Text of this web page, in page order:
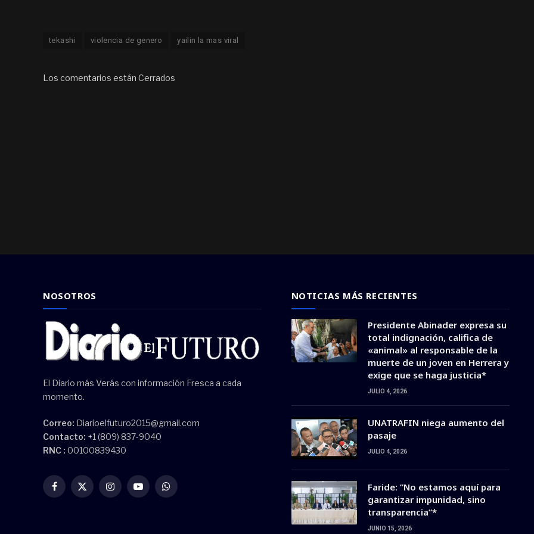
tekashi violencia de genero yailin la mas viral
Los comentarios están Cerrados
NOSOTROS
El Diario más Verás con información Fresca a cada
momento.
Correo: Diarioelfuturo2015@gmail.com
Contacto: +1 (809) 837-9040
RNC : 00100839430
Facebook
X
InstagramYouTubeWhatsApp
NOTICIAS MÁS RECIENTES
Presidente Abinader expresa su
total indignación, califica de
«animal» al responsable de la
muerte de un joven en Herrera y
exige que se haga justicia*
JULIO 4, 2026
UNATRAFIN niega aumento del
pasaje
JULIO 4, 2026
Faride: ”No estamos aquí para
garantizar impunidad, sino
transparencia”*
JUNIO 15, 2026